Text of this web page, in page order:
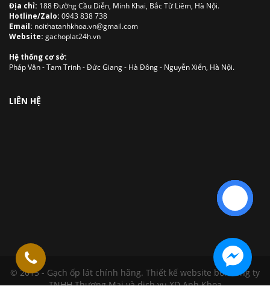
Địa chỉ: 188 Đường Cầu Diễn, Minh Khai, Bắc Từ Liêm, Hà Nội.
Hotline/Zalo: 0943 838 738
Email: noithatanhkhoa.vn@gmail.com
Website: gachoplat24h.vn
Hệ thống cơ sở:
Pháp Vân - Tam Trinh - Đức Giang - Hà Đông - Nguyễn Xiển, Hà Nội.
LIÊN HỆ
© 2015 - Gạch ốp lát chính hãng. Thiết kế website bởi Công ty
Liên hệ